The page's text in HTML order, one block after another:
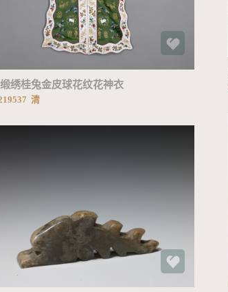
绣桂兔金皮球花纹花神衣
清